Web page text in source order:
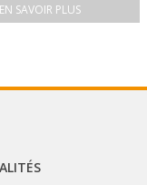
EN SAVOIR PLUS